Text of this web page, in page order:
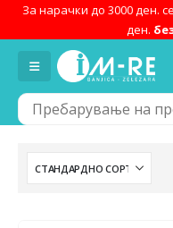
За нарачки до 3000 ден.
ден.